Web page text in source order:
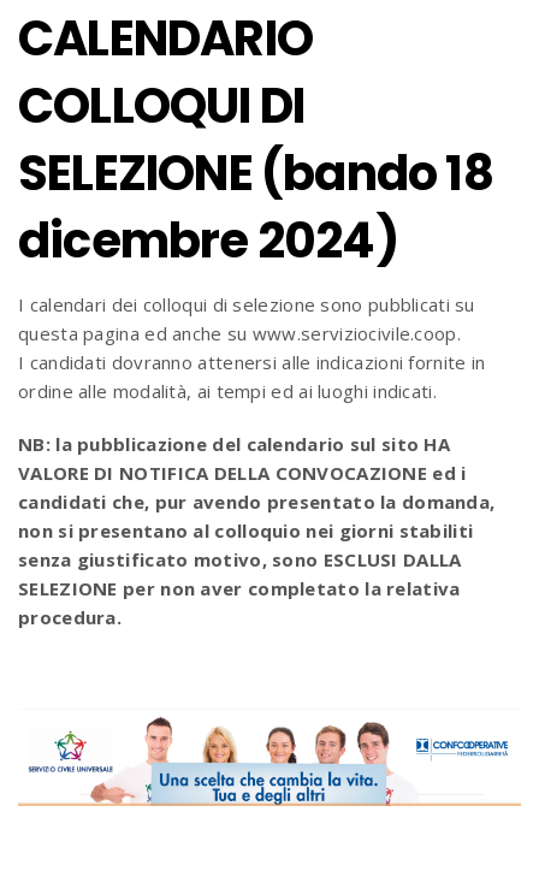
CALENDARIO
COLLOQUI DI
SELEZIONE(bando 18
dicembre 2024)
I calendari dei colloqui di selezione sono pubblicati su
questa pagina ed anche su www.serviziocivile.coop.
I candidati dovranno attenersi alle indicazioni fornite in
ordine alle modalità, ai tempi ed ai luoghi indicati.
NB: la pubblicazione del calendario sul sito HA
VALORE DI NOTIFICA DELLA CONVOCAZIONE ed i
candidati che, pur avendo presentato la domanda,
non si presentano al colloquio nei giorni stabiliti
senza giustificato motivo, sono ESCLUSI DALLA
SELEZIONE per non aver completato la relativa
procedura.